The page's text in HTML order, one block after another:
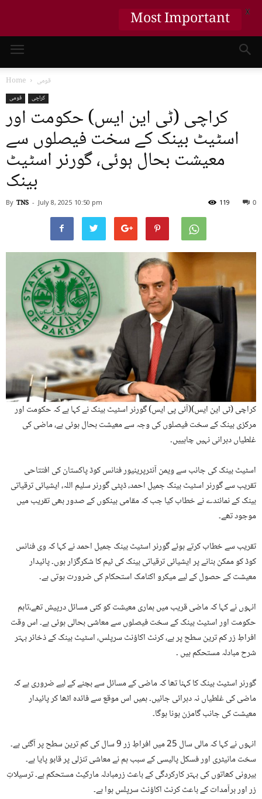
Home قومی
قومی کراچی
کراچی (ٹی این ایس) حکومت اور
اسٹیٹ بینک کے سخت فیصلوں سے
معیشت بحال ہوئی، گورنر اسٹیٹ
بینک
By TNS - July 8, 2025 10:50 pm 0
119
کراچی (ٹی این ایس)(آئی پی ایس) گورنر اسٹیٹ بینک نے کہا ہے کہ حکومت اور
مرکزی بینک کے سخت فیصلوں کی وجہ سے معیشت بحال ہوئی ہے، ماضی کی
غلطیاں دہرانی نہیں چاہییں۔
اسٹیٹ بینک کی جانب سے ویمن آنٹرپرینیور فنانس کوڈ پاکستان کی افتتاحی
تقریب سے گورنر اسٹیٹ بینک جمیل احمد، ڈپٹی گورنر سلیم اللہ، ایشیائی ترقیاتی
بینک کے نمائندے نے خطاب کیا جب کہ مقامی بینکوں کے صدور بھی تقریب میں
موجود تھے۔
تقریب سے خطاب کرتے ہوئے گورنر اسٹیٹ بینک جمیل احمد نے کہا کہ وی فنانس
کوڈ کو ممکن بنانے پر ایشیائی ترقیاتی بینک کی ٹیم کا شکرگزار ہوں۔ پائیدار
معیشت کے حصول کے لیے میکرو اکنامک استحکام کی ضرورت ہوتی ہے۔
انہوں نے کہا کہ ماضی قریب میں ہماری معیشت کو کئی مسائل درپیش تھے،تاہم
حکومت اور اسٹیٹ بینک کے سخت فیصلوں سے معاشی بحالی ہوئی ہے۔ اس وقت
افراطِ زر کم ترین سطح پر ہے، کرنٹ اکاؤنٹ سرپلس، اسٹیٹ بینک کے ذخائر بہتر
شرح مبادلہ مستحکم ہیں ۔
گورنر اسٹیٹ بینک کا کہنا تھا کہ ماضی کے مسائل سے بچنے کے لیے ضروری ہے کہ
ماضی کی غلطیاں نہ دہرائی جائیں۔ ہمیں اس موقع سے فائدہ اٹھا کر پائیدار
معیشت کی جانب گامزن ہونا ہوگا۔
انہوں نے کہا کہ مالی سال 25 میں افراطِ زر 9 سال کی کم ترین سطح پر آگئی ہے۔
سخت مانیٹری اور فسکل پالیسی کے سبب ہم نے معاشی تنزلی پر قابو پایا ہے۔
بیرونی کھاتوں کی بہتر کارکردگی کے باعث زرمبادلہ مارکیٹ مستحکم ہے۔ ترسیلاتِ
زر اور برآمدات کے باعث کرنٹ اکاؤنٹ سرپلس ہوا ہے۔
Most Important X